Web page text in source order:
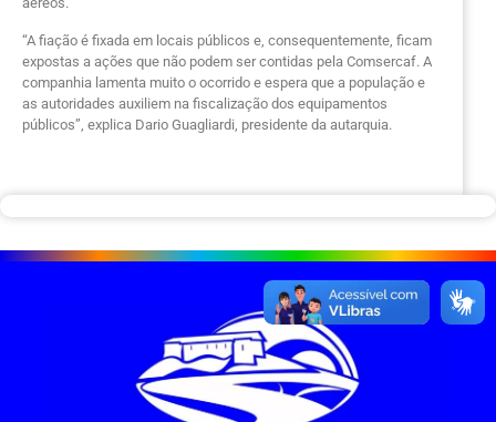
“A fiação é fixada em locais públicos e, consequentemente, ficam
expostas a ações que não podem ser contidas pela Comsercaf. A
companhia lamenta muito o ocorrido e espera que a população e
as autoridades auxiliem na fiscalização dos equipamentos
públicos”, explica Dario Guagliardi, presidente da autarquia.